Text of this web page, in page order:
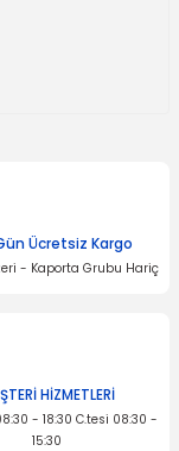
Ücretsiz Kargo
- Kaporta Grubu Hariç
HİZMETLERİ
- 18:30 C.tesi 08:30 -
15:30